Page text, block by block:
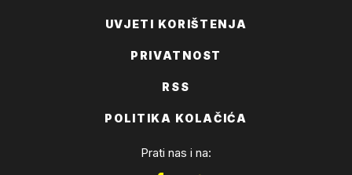
UVJETI KORIŠTENJA
PRIVATNOST
RSS
POLITIKA KOLAČIĆA
Prati nas i na: